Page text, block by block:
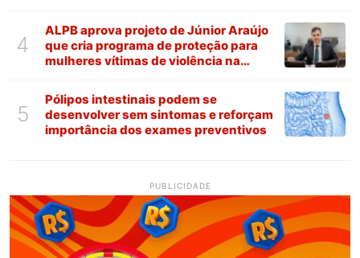
4
ALPB aprova projeto de Júnior Araújo
que cria programa de proteção para
mulheres vítimas de violência na
5
Pólipos intestinais podem se
desenvolver sem sintomas e reforçam
importância dos exames preventivos
PUBLICIDADE